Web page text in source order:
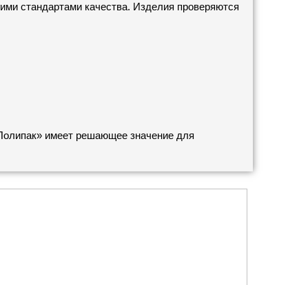
стандартами качества. Изделия проверяются
имеет решающее значение для